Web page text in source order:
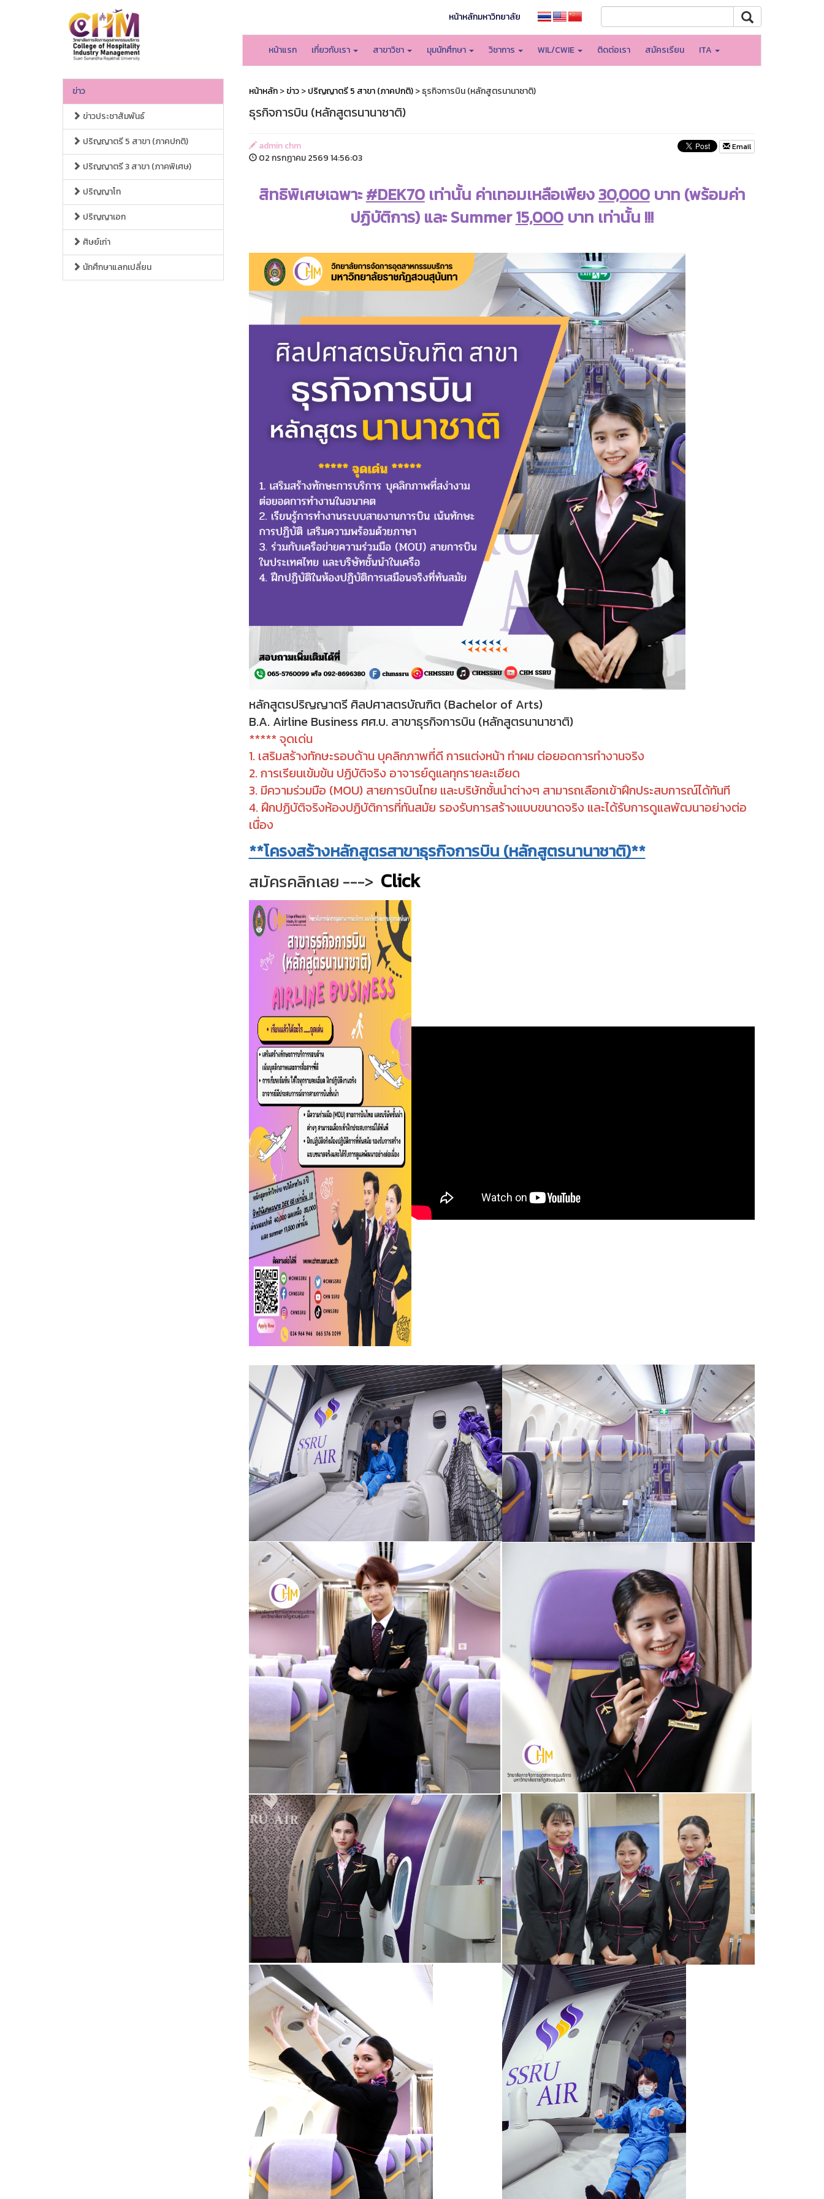
หน้าหลักมหาวิทยาลัย
หน้าแรก เกี่ยวกับเรา สาขาวิชา มุมนักศึกษา วิชาการ WIL/CWIE ติดต่อเรา สมัครเรียน ITA
ข่าว
ข่าวประชาสัมพันธ์
ปริญญาตรี 5 สาขา (ภาคปกติ)
ปริญญาตรี 3 สาขา (ภาคพิเศษ)
ปริญญาโท
ปริญญาเอก
ศิษย์เก่า
นักศึกษาแลกเปลี่ยน
หน้าหลัก>ข่าว>ปริญญาตรี 5 สาขา (ภาคปกติ)> ธุรกิจการบิน (หลักสูตรนานาชาติ)
ธุรกิจการบิน (หลักสูตรนานาชาติ)
admin chm
02 กรกฏาคม 2569 14:56:03
Email
สิทธิพิเศษเฉพาะ#DEK70เท่านั้น ค่าเทอมเหลือเพียง30,000บาท (พร้อมค่า
ปฏิบัติการ) และ Summer15,000บาท เท่านั้น !!!
หลักสูตรปริญญาตรี ศิลปศาสตรบัณฑิต (Bachelor of Arts)
B.A. Airline Business ศศ.บ. สาขาธุรกิจการบิน (หลักสูตรนานาชาติ)
***** จุดเด่น
1. เสริมสร้างทักษะรอบด้าน บุคลิกภาพที่ดี การแต่งหน้า ทำผม ต่อยอดการทำงานจริง
2. การเรียนเข้มข้น ปฏิบัติจริง อาจารย์ดูแลทุกรายละเอียด
3. มีความร่วมมือ (MOU) สายการบินไทย และบริษัทชั้นนำต่างๆ สามารถเลือกเข้าฝึกประสบการณ์ได้ทันที
4. ฝึกปฏิบัติจริงห้องปฏิบัติการที่ทันสมัย รองรับการสร้างแบบขนาดจริง และได้รับการดูแลพัฒนาอย่างต่อ
เนื่อง
**โครงสร้างหลักสูตรสาขาธุรกิจการบิน (หลักสูตรนานาชาติ)**
สมัครคลิกเลย ---> Click